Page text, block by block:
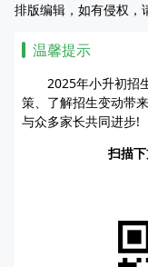
排版编辑，如有侵权，
温馨提示
2025年小升初招生
策、了解招生变动带
与众多家长共同进步!
扫描